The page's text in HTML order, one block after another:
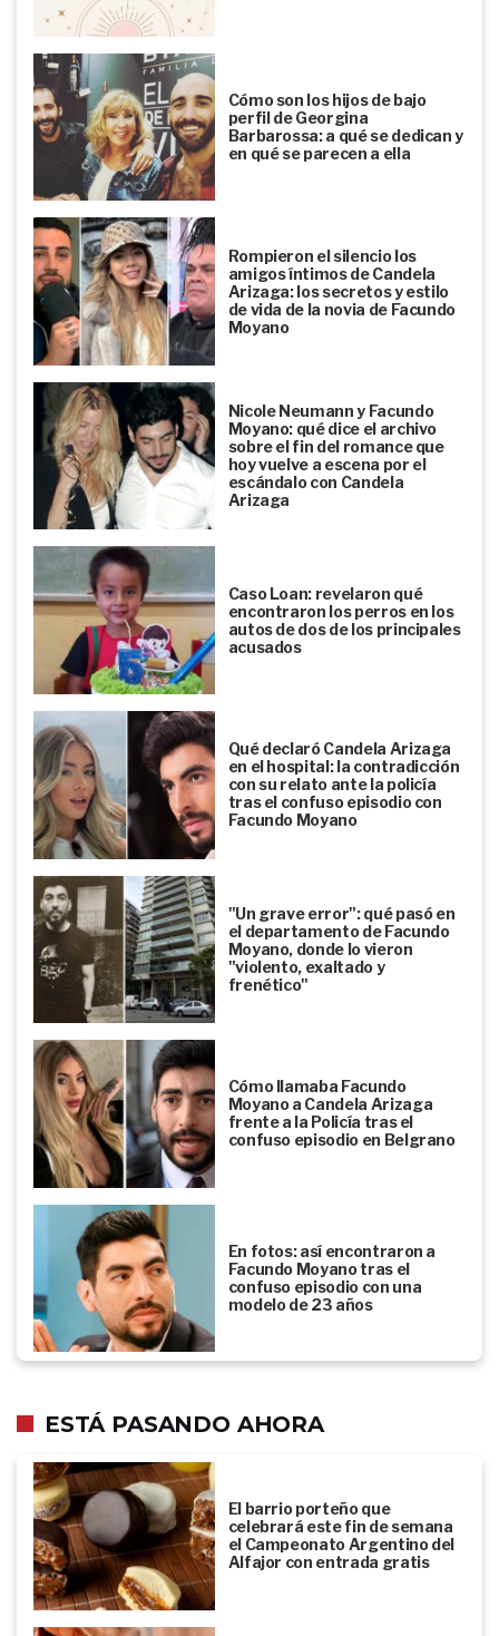
Cómo son los hijos de bajo
perfil de Georgina
Barbarossa: a qué se dedican y
en qué se parecen a ella
Rompieron el silencio los
amigos íntimos de Candela
Arizaga: los secretos y estilo
de vida de la novia de Facundo
Moyano
Nicole Neumann y Facundo
Moyano: qué dice el archivo
sobre el fin del romance que
hoy vuelve a escena por el
escándalo con Candela
Arizaga
Caso Loan: revelaron qué
encontraron los perros en los
autos de dos de los principales
acusados
Qué declaró Candela Arizaga
en el hospital: la contradicción
con su relato ante la policía
tras el confuso episodio con
Facundo Moyano
"Un grave error": qué pasó en
el departamento de Facundo
Moyano, donde lo vieron
"violento, exaltado y
frenético"
Cómo llamaba Facundo
Moyano a Candela Arizaga
frente a la Policía tras el
confuso episodio en Belgrano
En fotos: así encontraron a
Facundo Moyano tras el
confuso episodio con una
modelo de 23 años
ESTÁ PASANDO AHORA
El barrio porteño que
celebrará este fin de semana
el Campeonato Argentino del
Alfajor con entrada gratis